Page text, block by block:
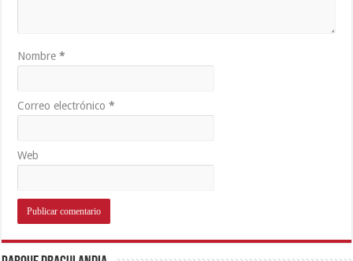
Nombre*
Correo electrónico*
Web